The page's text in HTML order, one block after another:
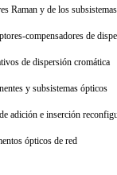
Raman y de los
compensadores de
de dispersión cromática
y subsistemas ópticos
adición e inserción
ópticos de red